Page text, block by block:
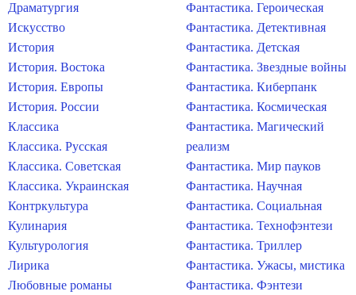
Драматургия
Искусство
История
История. Востока
История. Европы
История. России
Классика
Классика. Русская
Классика. Советская
Классика. Украинская
Контркультура
Кулинария
Культурология
Лирика
Любовные романы
Фантастика. Героическая
Фантастика. Детективная
Фантастика. Детская
Фантастика. Звездные войны
Фантастика. Киберпанк
Фантастика. Космическая
Фантастика. Магический
реализм
Фантастика. Мир пауков
Фантастика. Научная
Фантастика. Социальная
Фантастика. Технофэнтези
Фантастика. Триллер
Фантастика. Ужасы, мистика
Фантастика. Фэнтези